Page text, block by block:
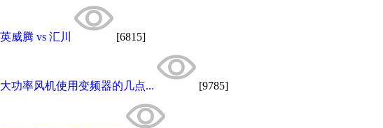
英威腾 vs 汇川 [6815]
大功率风机使用变频器的几点... [9785]